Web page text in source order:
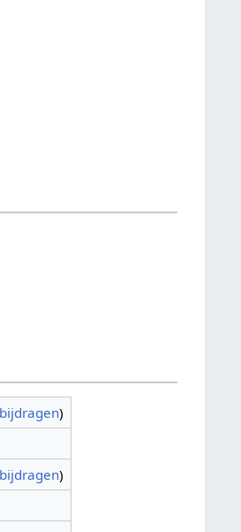
bijdragen)
bijdragen)